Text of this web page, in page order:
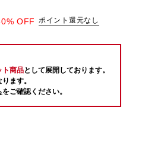
% OFF ポイント還元なし
ト商品として展開しております。
ます。
をご確認ください。